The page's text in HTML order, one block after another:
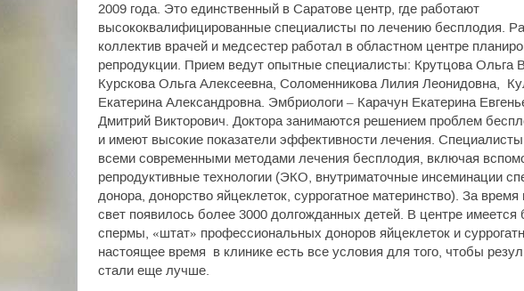
2009 года. Это единственный в Саратове центр, где работают
высококвалифицированные специалисты по лечению бесплодия.
коллектив врачей и медсестер работал в областном центре
репродукции. Прием ведут опытные специалисты: Крутцова Ольга
Курскова Ольга Алексеевна, Соломенникова Лилия Леонидовна,
Екатерина Александровна. Эмбриологи – Карачун Екатерина
Дмитрий Викторович. Доктора занимаются решением проблем
и имеют высокие показатели эффективности лечения.
всеми современными методами лечения бесплодия, включая
репродуктивные технологии (ЭКО, внутриматочные инсеминации
донора, донорство яйцеклеток, суррогатное материнство). За
свет появилось более 3000 долгожданных детей. В центре имеется
спермы, «штат» профессиональных доноров яйцеклеток и
настоящее время в клинике есть все условия для того, чтобы
стали еще лучше.